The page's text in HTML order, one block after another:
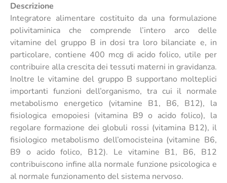
Descrizione
Integratore alimentare costituito da una formulazione
polivitaminica che comprende l’intero arco delle
vitamine del gruppo B in dosi tra loro bilanciate e, in
particolare, contiene 400 mcg di acido folico, utile per
contribuire alla crescita dei tessuti materni in gravidanza.
Inoltre le vitamine del gruppo B supportano molteplici
importanti funzioni dell’organismo, tra cui il normale
metabolismo energetico (vitamine B1, B6, B12), la
fisiologica emopoiesi (vitamina B9 o acido folico), la
regolare formazione dei globuli rossi (vitamina B12), il
fisiologico metabolismo dell’omocisteina (vitamine B6,
B9 o acido folico, B12). Le vitamine B1, B6, B12
contribuiscono infine alla normale funzione psicologica e
al normale funzionamento del sistema nervoso.